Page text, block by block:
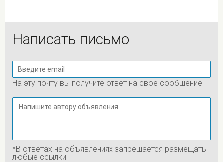
Написать письмо
На эту почту вы получите ответ на свое сообщение
*В ответах на объявлениях запрещается размещать
любые ссылки